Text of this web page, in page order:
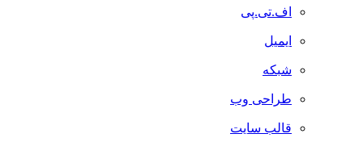
اف.تی.پی
ایمیل
شبکه
طراحی وب
قالب سایت